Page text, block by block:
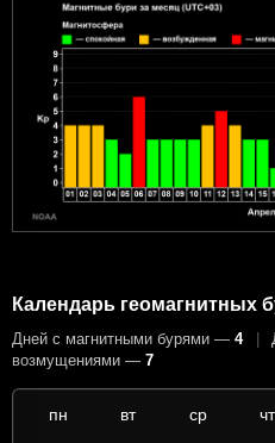
Календарь геомагнитных
Дней с магнитными бурями — 4 |
возмущениями — 7
пн вт ср чт